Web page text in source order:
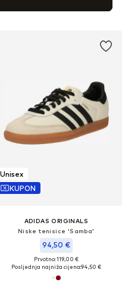
Unisex
KUPON
ADIDAS ORIGINALS
Niske tenisice 'Samba'
94,50 €
Prvotno: 119,00 €
Posljednja najniža cijena:94,50 €